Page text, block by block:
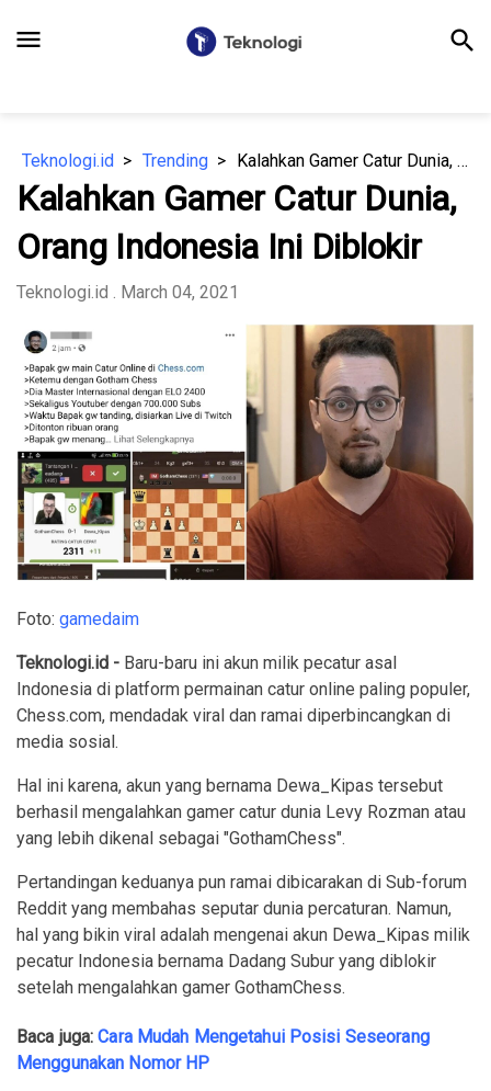
menu search
Teknologi.id Trending Kalahkan Gamer Catur Dunia, Orang Indonesia Ini Diblokir
Kalahkan Gamer Catur Dunia,
Orang Indonesia Ini Diblokir
Teknologi.id . March 04, 2021
Foto: gamedaim
Teknologi.id - Baru-baru ini akun milik pecatur asal
Indonesia di platform permainan catur online paling populer,
Chess.com, mendadak viral dan ramai diperbincangkan di
media sosial.
Hal ini karena, akun yang bernama Dewa_Kipas tersebut
berhasil mengalahkan gamer catur dunia Levy Rozman atau
yang lebih dikenal sebagai "GothamChess".
Pertandingan keduanya pun ramai dibicarakan di Sub-forum
Reddit yang membahas seputar dunia percaturan. Namun,
hal yang bikin viral adalah mengenai akun Dewa_Kipas milik
pecatur Indonesia bernama Dadang Subur yang diblokir
setelah mengalahkan gamer GothamChess.
Baca juga:Cara Mudah Mengetahui Posisi Seseorang
Menggunakan Nomor HP